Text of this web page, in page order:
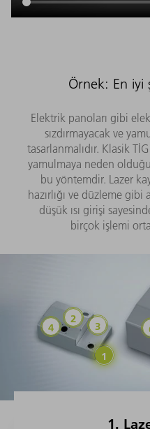
Örnek: En iyi
Elektrik panoları gibi
sızdırmayacak ve
tasarlanmalıdır. Klasik
yamulmaya neden
bu yöntemdir. Lazer
hazırlığı ve düzleme gibi
düşük ısı girişi
birçok işlemi
1.